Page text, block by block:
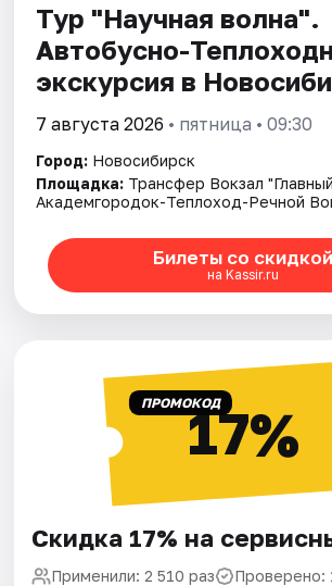
Тур "Научная волна".
Автобусно-
экскурсия в
7 августа 2026 • пятница • 09:30
Город: Новосибирск
Площадка: Трансфер Вокзал
Академгородок-Теплоход-Речной
Билеты со скидкой
на Kassir.ru
ПРОМОКОД17%
Скидка 17% на
Применили: 2 510 раз Проверено: